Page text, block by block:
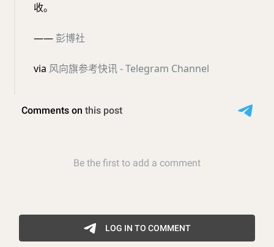
收。
—— 彭博社
via 风向旗参考快讯 - Telegram Channel